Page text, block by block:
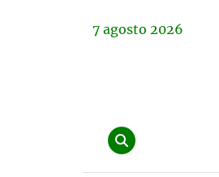
7 agosto 2026